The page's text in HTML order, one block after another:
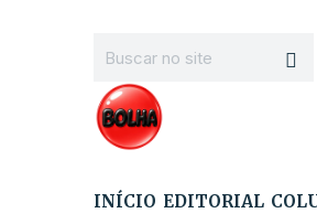
INÍCIO EDITORIAL